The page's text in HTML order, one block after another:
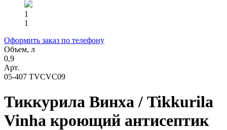
1
1
Оформить заказ по телефону
Объем, л
0,9
Арт.
05-407 TVCVC09
Тиккурила Винха / Tikkurila
Vinha кроющий антисептик